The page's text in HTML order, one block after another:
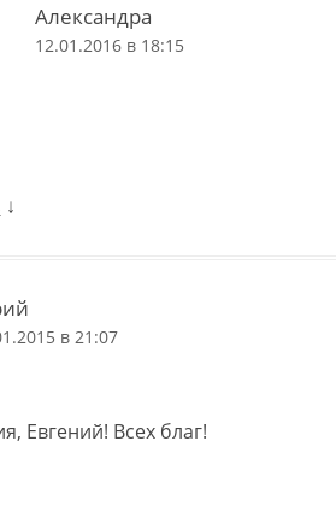
Александра
12.01.2016 в 18:15
↓
в 21:07
Евгений! Всех благ!